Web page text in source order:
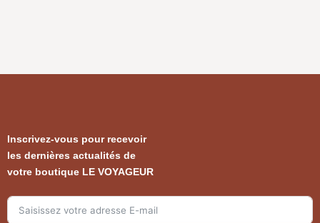
Inscrivez-vous pour recevoir
les dernières actualités de
votre boutique LE VOYAGEUR